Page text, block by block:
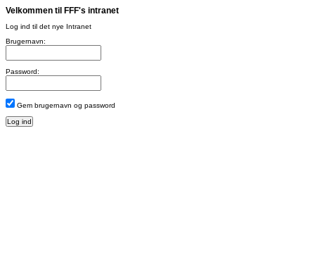
Velkommen til FFF's intranet
Log ind til det nye Intranet
Brugernavn:
Password:
Gem brugernavn og password